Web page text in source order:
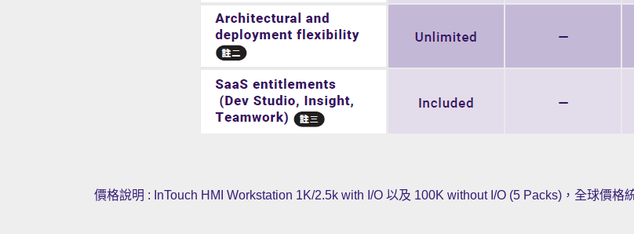
價格說明 : InTouch HMI Workstation 1K/2.5k with I/O 以及 100K without I/O (5 Packs)，全球價格